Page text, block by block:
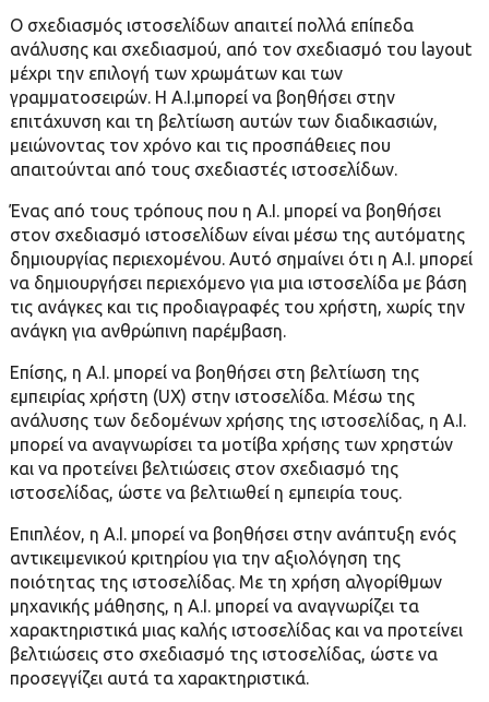
Ο σχεδιασμός ιστοσελίδων απαιτεί πολλά επίπεδα
ανάλυσης και σχεδιασμού, από τον σχεδιασμό του layout
μέχρι την επιλογή των χρωμάτων και των
γραμματοσειρών. Η A.I.μπορεί να βοηθήσει στην
επιτάχυνση και τη βελτίωση αυτών των διαδικασιών,
μειώνοντας τον χρόνο και τις προσπάθειες που
απαιτούνται από τους σχεδιαστές ιστοσελίδων.
Ένας από τους τρόπους που η A.I. μπορεί να βοηθήσει
στον σχεδιασμό ιστοσελίδων είναι μέσω της αυτόματης
δημιουργίας περιεχομένου. Αυτό σημαίνει ότι η A.I. μπορεί
να δημιουργήσει περιεχόμενο για μια ιστοσελίδα με βάση
τις ανάγκες και τις προδιαγραφές του χρήστη, χωρίς την
ανάγκη για ανθρώπινη παρέμβαση.
Επίσης, η A.I. μπορεί να βοηθήσει στη βελτίωση της
εμπειρίας χρήστη (UX) στην ιστοσελίδα. Μέσω της
ανάλυσης των δεδομένων χρήσης της ιστοσελίδας, η A.I.
μπορεί να αναγνωρίσει τα μοτίβα χρήσης των χρηστών
και να προτείνει βελτιώσεις στον σχεδιασμό της
ιστοσελίδας, ώστε να βελτιωθεί η εμπειρία τους.
Επιπλέον, η A.I. μπορεί να βοηθήσει στην ανάπτυξη ενός
αντικειμενικού κριτηρίου για την αξιολόγηση της
ποιότητας της ιστοσελίδας. Με τη χρήση αλγορίθμων
μηχανικής μάθησης, η A.I. μπορεί να αναγνωρίζει τα
χαρακτηριστικά μιας καλής ιστοσελίδας και να προτείνει
βελτιώσεις στο σχεδιασμό της ιστοσελίδας, ώστε να
προσεγγίζει αυτά τα χαρακτηριστικά.